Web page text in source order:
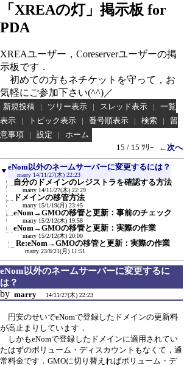
「XREAの灯」掲示板 for
PDA
XREAユーザー，Coreserverユーザーの掲
示板です．
初めての方もネチケットを守って，お
気軽にご参加下さい(^^)／
新規投稿 | ツリー表示 | スレッド表示 |
一覧
表示
| トピック表示 | 番号順表示 | 検索 |
留
意事項
| 設定 |
ホーム
15 / 15 ﾂﾘｰ
←次へ
▼ eNom以外のネームサーバーに変更するには？
marry 14/11/27(木) 22:23
自分のドメインのレジストラを確認する方法
marry 14/11/27(木) 22:29
ドメインの移管方法
marry 15/1/19(月) 23:45
eNom→GMOの移管と更新：事前のチェック
marry 15/2/12(木) 19:58
eNom→GMOの移管と更新：実際の作業
marry 15/2/12(木) 20:00
Re:eNom→GMOの移管と更新：実際の作業
marry 23/8/21(月) 11:51
eNom以外のネームサーバーに変更するに
は？
by marry 14/11/27(木) 22:23
円安のせいでeNomで登録したドメインの更新料
が高止まりしています．
しかもeNomで登録したドメインに適用されてい
たはずのボリューム・ディスカウントもなくて，通
常料金です．GMOに切り替えればボリューム・デ